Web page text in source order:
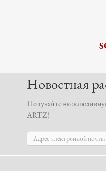
Новостная
Получайте
ARTZ!